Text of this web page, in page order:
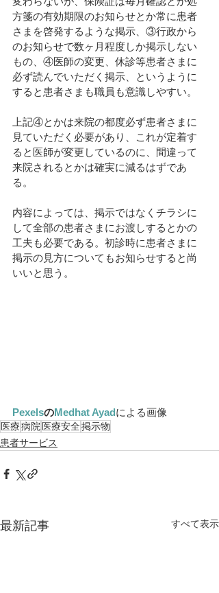
方箋の有効期限のお知らせとか常に患者
さまを啓発するような掲示、③行政から
のお知らせで数ヶ月程度しか掲示しない
もの、④医師の変更、休診等患者さまに
必ず読んでいただく掲示、というように
すると患者さまも職員も意識しやすい。
上記④とかは来院の都度必ず患者さまに
見ていただく必要があり、これが定着す
ると医師が変更しているのに、間違って
来院されるとかは確実に減るはずであ
る。
内容によっては、掲示ではなくチラシに
して全部の患者さまにお渡しするとかの
工夫も必要である。初診時に患者さまに
掲示の見方についてもお知らせすると尚
いいと思う。
PexelsのMedhat Ayad による画像
医療病院 医療安全掲示物
患者サービス
最新記事 すべて表示